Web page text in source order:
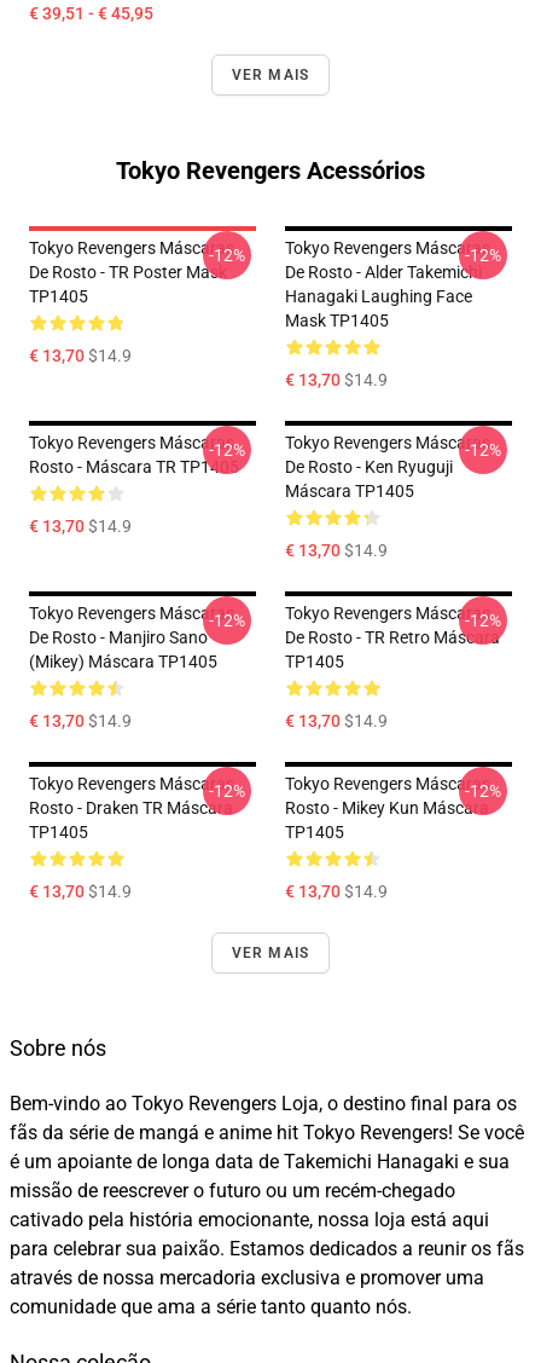
€ 39,51 - € 45,95
VER MAIS
Tokyo Revengers Acessórios
Tokyo Revengers Máscaras
De Rosto - TR Poster Mask
TP1405
€ 13,70$14.9
-12%
Tokyo Revengers Máscaras
De Rosto - Alder Takemichi
Hanagaki Laughing Face
Mask TP1405
€ 13,70$14.9
-12%
Tokyo Revengers Máscaras
Rosto - Máscara TR TP1405
€ 13,70$14.9
-12%
Tokyo Revengers Máscaras
De Rosto - Ken Ryuguji
Máscara TP1405
€ 13,70$14.9
-12%
Tokyo Revengers Máscaras
De Rosto - Manjiro Sano
(Mikey) Máscara TP1405
€ 13,70$14.9
-12%
Tokyo Revengers Máscaras
De Rosto - TR Retro Máscara
TP1405
€ 13,70$14.9
-12%
Tokyo Revengers Máscaras
Rosto - Draken TR Máscara
TP1405
€ 13,70$14.9
-12%
Tokyo Revengers Máscaras
Rosto - Mikey Kun Máscara
TP1405
€ 13,70$14.9
-12%
VER MAIS
Sobre nós
Bem-vindo ao Tokyo Revengers Loja, o destino final para os
fãs da série de mangá e anime hit Tokyo Revengers! Se você
é um apoiante de longa data de Takemichi Hanagaki e sua
missão de reescrever o futuro ou um recém-chegado
cativado pela história emocionante, nossa loja está aqui
para celebrar sua paixão. Estamos dedicados a reunir os fãs
através de nossa mercadoria exclusiva e promover uma
comunidade que ama a série tanto quanto nós.